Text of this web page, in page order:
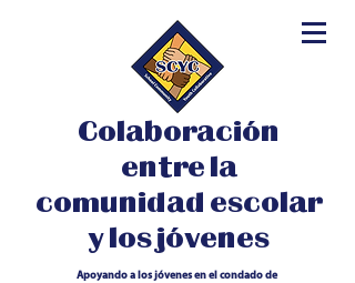
Colaboración
entre la
comunidad escolar
y los jóvenes
Apoyando a los jóvenes en el condado de